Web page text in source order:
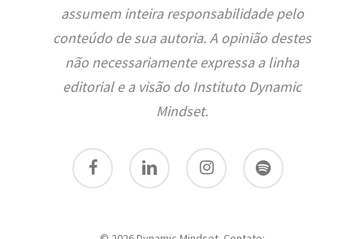
assumem inteira responsabilidade pelo
conteúdo de sua autoria. A opinião destes
não necessariamente expressa a linha
editorial e a visão do Instituto Dynamic
Mindset.
facebook linkedin instagram spotify